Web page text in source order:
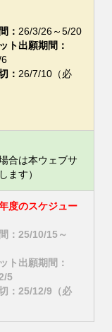
： 26/3/26～5/20
ト出願期間：
： 26/7/10（必
合は本ウェブサ
ます）
度のスケジュー
：25/10/15～
ト出願期間：
5
： 25/12/9（必